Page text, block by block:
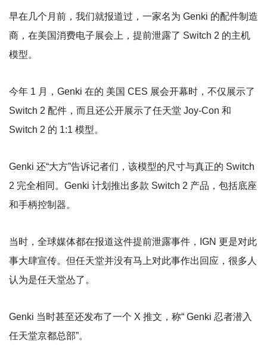
早在几个月前，我们就报道过，一家名为 Genki 的配件制造
商，在美国消费电子展会上，提前泄露了 Switch 2 的主机
模型。
今年 1 月，Genki 在的 美国 CES 展会开幕时，不仅展示了
Switch 2 配件，而且还公开展示了任天堂 Joy-Con 和
Switch 2 的 1:1 模型。
Genki 还“大方”告诉记者们，该模型的尺寸与真正的 Switch
2 完全相同。Genki 计划推出多款 Switch 2 产品，包括底座
和手柄控制器。
当时，全球媒体都在报道这件提前泄露事件，IGN 更是对此
事大肆宣传。但任天堂并没有马上对此事作出回应，很多人
认为是任天堂怂了。
Genki 当时甚至还发布了一个 X 推文，称“ Genki 忍者潜入
任天堂京都总部”。